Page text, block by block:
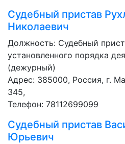
Судебный пристав
Николаевич
Должность: Судебный
установленного порядка
(дежурный)
Адрес: 385000, Россия, г.
345,
Телефон: 78112699099
Судебный пристав
Юрьевич